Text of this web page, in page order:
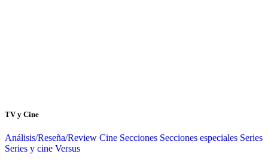
TV y Cine
Análisis/Reseña/Review Cine Secciones Secciones especiales Series
Series y cine Versus